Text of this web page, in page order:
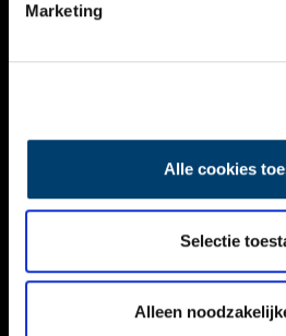
Marketing
Alle cookies
Selectie
Alleen
NIEUWSBRIEF
DISCLAIMER
TOEGANKELIJKHEID
Volg ONH op social media